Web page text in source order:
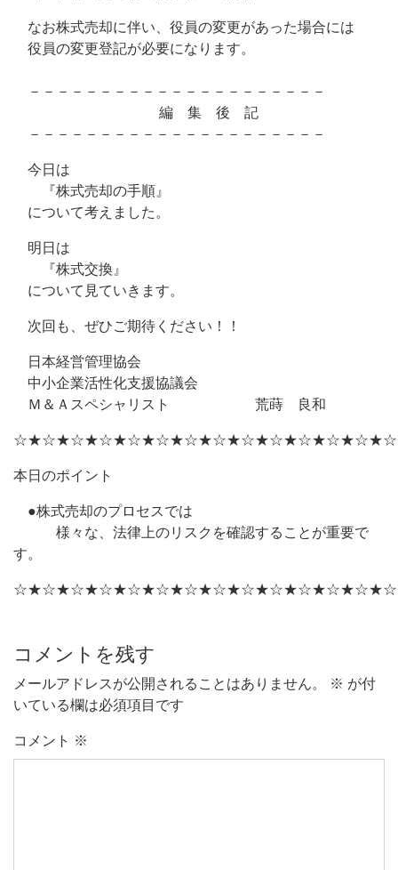
なお株式売却に伴い、役員の変更があった場合には
役員の変更登記が必要になります。
－－－－－－－－－－－－－－－－－－－－－
編 集 後 記
－－－－－－－－－－－－－－－－－－－－－
今日は
『株式売却の手順』
について考えました。
明日は
『株式交換』
について見ていきます。
次回も、ぜひご期待ください！！
日本経営管理協会
中小企業活性化支援協議会
Ｍ＆Ａスペシャリスト 荒蒔 良和
本日のポイント
●株式売却のプロセスでは
様々な、法律上のリスクを確認することが重要で
す。
コメントを残す
メールアドレスが公開されることはありません。 ※ が付
いている欄は必須項目です
コメント ※